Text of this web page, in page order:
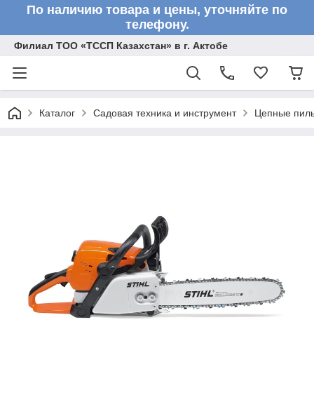
По наличию товара и цены, уточняйте по
телефону.
Филиал ТОО «ТССП Казахстан» в г. Актобе
Каталог Садовая техника и инструмент Цепные